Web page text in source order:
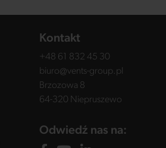
Kontakt
+48 61 832 45 30
biuro@vents-group.pl
Brzozowa 8
64-320 Niepruszewo
Odwiedź nas na: